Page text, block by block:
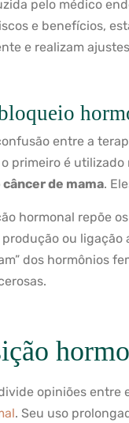
pelo médico
e benefícios,
e realizam
entre a
primeiro é
de mama.
hormonal repõe
ou
dos hormônios
opiniões
. Seu uso